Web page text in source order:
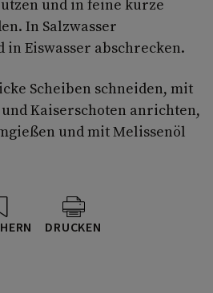
und in feine kurze
In Salzwasser
Eiswasser abschrecken.
Scheiben schneiden, mit
Kaiserschoten anrichten,
und mit Melissenöl
DRUCKEN